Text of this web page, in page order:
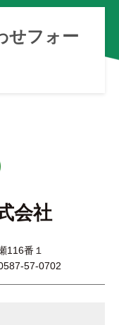
せフォー
会社
116番１
57-0702